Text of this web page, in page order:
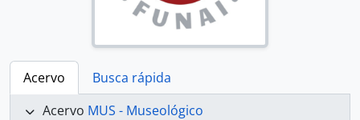
Acervo
Busca rápida
Acervo MUS - Museológico